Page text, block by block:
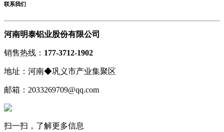
联系我们
河南明泰铝业股份有限公司
销售热线： 177-3712-1902
地址：河南◆巩义市产业集聚区
邮箱：2033269709@qq.com
扫一扫，了解更多信息